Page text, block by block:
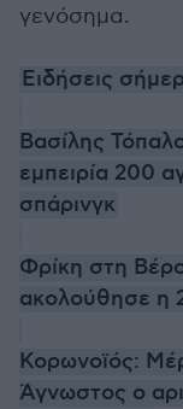
γενόσημα.
Ειδήσεις
Βασίλης
εμπειρία 200
σπάρινγκ
Φρίκη στη
ακολούθησε η
Κορωνοϊός:
Άγνωστος ο